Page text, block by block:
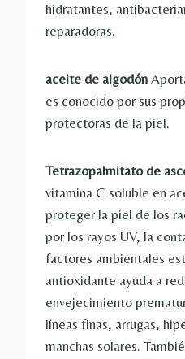
hidratantes,
reparadoras.
aceite de algodón
es conocido por sus
protectoras de la piel.
Tetrazopalmitato de
vitamina C soluble en
proteger la piel de los
por los rayos UV, la
factores ambientales
antioxidante ayuda a
envejecimiento
líneas finas, arrugas,
manchas solares.